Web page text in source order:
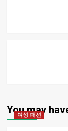
You may
여성 패션